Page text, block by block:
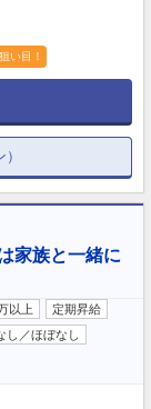
い目！
家族と一緒に
以上
定期昇給
し／ほぼなし